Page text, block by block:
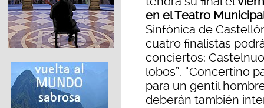
en el Teatro
Sinfónica de
cuatro finalistas
conciertos:
lobos”, “Concertino
para un gentil
deberán también